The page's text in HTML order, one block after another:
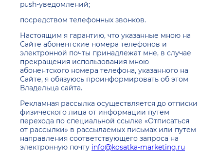
push-уведомлений;
посредством телефонных звонков.
Настоящим я гарантию, что указанные мною на
Сайте абонентские номера телефонов и
электронной почты принадлежат мне, в случае
прекращения использования мною
абонентского номера телефона, указанного на
Сайте, я обязуюсь проинформировать об этом
Владельца сайта.
Рекламная рассылка осуществляется до отписки
физического лица от информации путем
перехода по специальной ссылке «Отписаться
от рассылки» в рассылаемых письмах или путем
направления соответствующего запроса на
электронную почту info@kosatka-marketing.ru